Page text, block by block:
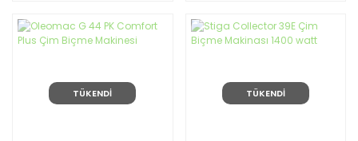
TÜKENDİ TÜKENDİ